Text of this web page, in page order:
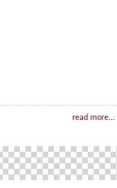
read more...